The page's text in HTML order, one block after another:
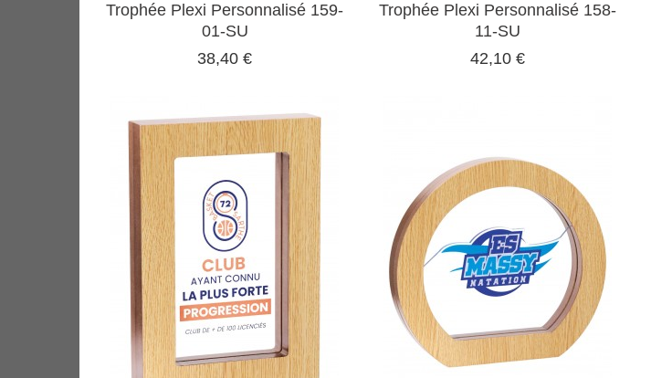
Trophée Plexi Personnalisé 159-
01-SU
38,40 €
Trophée Plexi Personnalisé 158-
11-SU
42,10 €